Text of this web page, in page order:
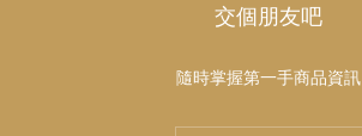
交個朋友吧
隨時掌握第一手商品資訊